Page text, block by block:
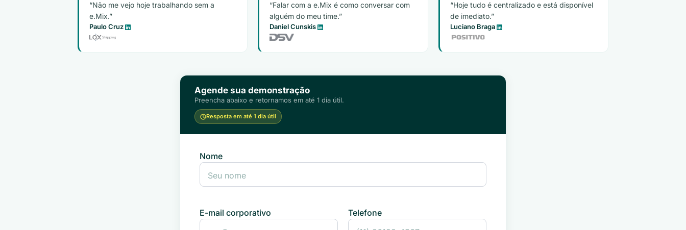
Não me vejo hoje trabalhando sem a
e.Mix.
Paulo Cruz
Falar com a e.Mix é como conversar com
alguém do meu time.
Daniel Cunskis
Hoje tudo é centralizado e está disponível
de imediato.
Luciano Braga
Agende sua demonstração
Preencha abaixo e retornamos em até 1 dia útil.
Resposta em até 1 dia útil
Nome
E-mail corporativo Telefone